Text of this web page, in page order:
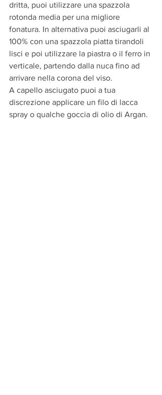
dritta, puoi utilizzare una spazzola
rotonda media per una migliore
fonatura. In alternativa puoi asciugarli al
100% con una spazzola piatta tirandoli
lisci e poi utilizzare la piastra o il ferro in
verticale, partendo dalla nuca fino ad
arrivare nella corona del viso.
A capello asciugato puoi a tua
discrezione applicare un filo di lacca
spray o qualche goccia di olio di Argan.